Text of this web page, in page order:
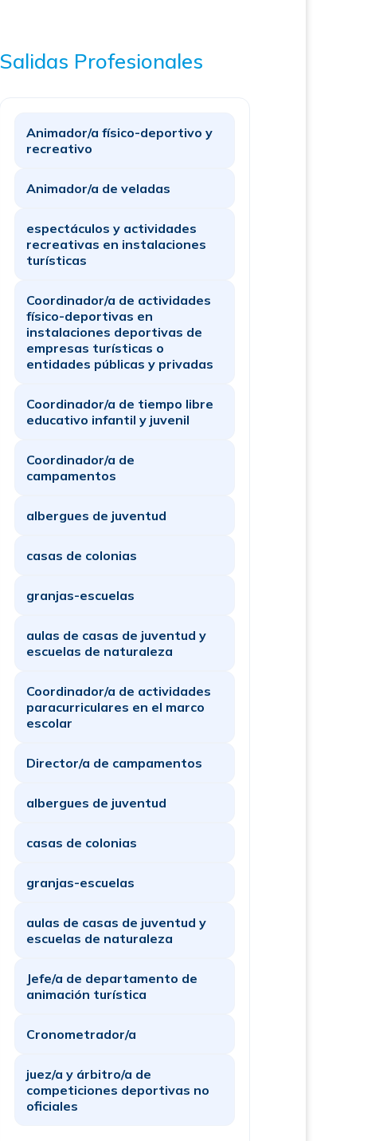
Salidas Profesionales
Animador/a físico-deportivo y
recreativo
Animador/a de veladas
espectáculos y actividades
recreativas en instalaciones
turísticas
Coordinador/a de actividades
físico-deportivas en
instalaciones deportivas de
empresas turísticas o
entidades públicas y privadas
Coordinador/a de tiempo libre
educativo infantil y juvenil
Coordinador/a de
campamentos
albergues de juventud
casas de colonias
granjas-escuelas
aulas de casas de juventud y
escuelas de naturaleza
Coordinador/a de actividades
paracurriculares en el marco
escolar
Director/a de campamentos
albergues de juventud
casas de colonias
granjas-escuelas
aulas de casas de juventud y
escuelas de naturaleza
Jefe/a de departamento de
animación turística
Cronometrador/a
juez/a y árbitro/a de
competiciones deportivas no
oficiales